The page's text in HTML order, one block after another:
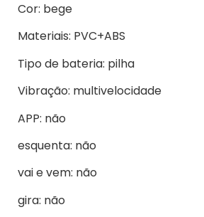
Cor: bege
Materiais: PVC+ABS
Tipo de bateria: pilha
Vibração: multivelocidade
APP: não
esquenta: não
vai e vem: não
gira: não